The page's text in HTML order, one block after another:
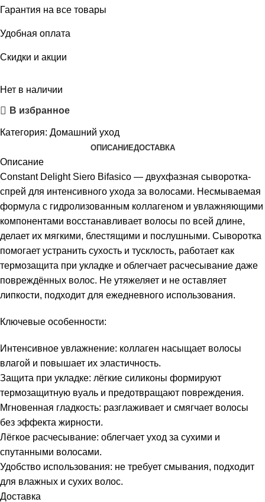
Гарантия на все товары
Удобная оплата
Скидки и акции
Нет в наличии
В избранное
Категория: Домашний уход
ОПИСАНИЕДОСТАВКА
Описание
Constant Delight Siero Bifasico — двухфазная сыворотка-
спрей для интенсивного ухода за волосами. Несмываемая
формула с гидролизованным коллагеном и увлажняющими
компонентами восстанавливает волосы по всей длине,
делает их мягкими, блестящими и послушными. Сыворотка
помогает устранить сухость и тусклость, работает как
термозащита при укладке и облегчает расчесывание даже
повреждённых волос. Не утяжеляет и не оставляет
липкости, подходит для ежедневного использования.
Ключевые особенности:
Интенсивное увлажнение: коллаген насыщает волосы
влагой и повышает их эластичность.
Защита при укладке: лёгкие силиконы формируют
термозащитную вуаль и предотвращают повреждения.
Мгновенная гладкость: разглаживает и смягчает волосы
без эффекта жирности.
Лёгкое расчесывание: облегчает уход за сухими и
спутанными волосами.
Удобство использования: не требует смывания, подходит
для влажных и сухих волос.
Доставка